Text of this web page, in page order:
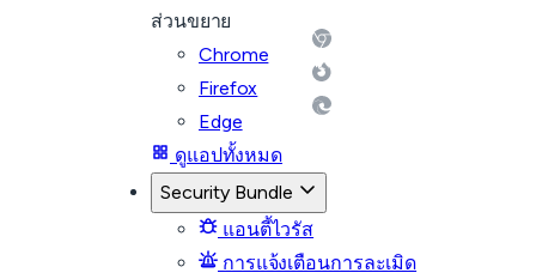
ส่วนขยาย
Chrome
Firefox
Edge
ดูแอปทั้งหมด
Security Bundle
แอนตี้ไวรัส
การแจ้งเตือนการละเมิด